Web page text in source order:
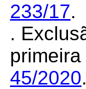
233/17.
.
45/2020.